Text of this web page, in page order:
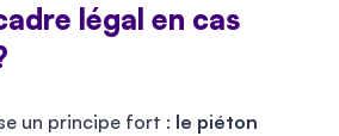
légal en cas
un principe fort : le piéton